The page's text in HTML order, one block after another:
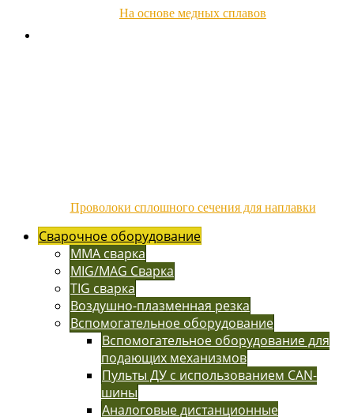
На основе медных сплавов
Проволоки сплошного сечения для наплавки
Сварочное оборудование
MMA сварка
MIG/MAG Сварка
TIG сварка
Воздушно-плазменная резка
Вспомогательное оборудование
Вспомогательное оборудование для
подающих механизмов
Пульты ДУ с использованием CAN-
шины
Аналоговые дистанционные